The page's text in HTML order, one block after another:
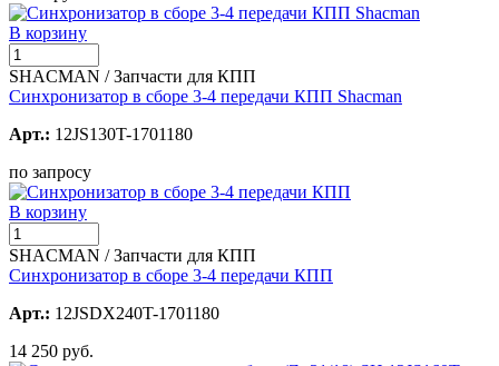
В корзину
SHACMAN / Запчасти для КПП
Синхронизатор в сборе 3-4 передачи КПП Shacman
Арт.: 12JS130T-1701180
по запросу
В корзину
SHACMAN / Запчасти для КПП
Синхронизатор в сборе 3-4 передачи КПП
Арт.: 12JSDX240T-1701180
14 250 руб.